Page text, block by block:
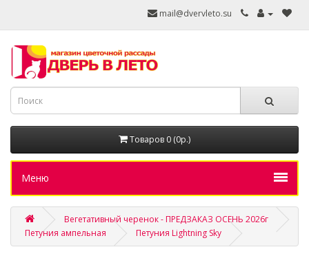
mail@dvervleto.su
Товаров 0 (0р.)
Меню
Вегетативный черенок - ПРЕДЗАКАЗ ОСЕНЬ 2026г
Петуния ампельная
Петуния Lightning Sky